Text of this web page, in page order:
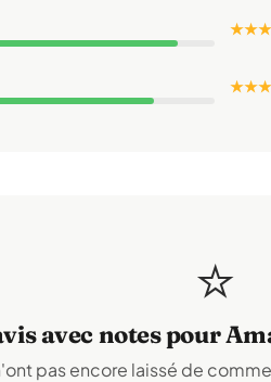
★ ★
★ ★
⭐
avec notes pour
pas encore laissé de